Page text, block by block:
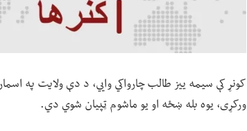
کونړ کې سیمه ییز طالب چارواکي وايي، د دې ولایت په
ورکړی، یوه بله ښځه او یو ماشوم ټپیان شوي دي.